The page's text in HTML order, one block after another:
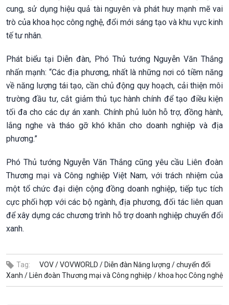
cung, sử dụng hiệu quả tài nguyên và phát huy mạnh mẽ vai
trò của khoa học công nghệ, đổi mới sáng tạo và khu vực kinh
tế tư nhân.
Phát biểu tại Diễn đàn, Phó Thủ tướng Nguyễn Văn Thắng
nhấn mạnh: “Các địa phương, nhất là những nơi có tiềm năng
về năng lượng tái tạo, cần chủ động quy hoạch, cải thiện môi
trường đầu tư, cắt giảm thủ tục hành chính để tạo điều kiện
tối đa cho các dự án xanh. Chính phủ luôn hỗ trợ, đồng hành,
lắng nghe và tháo gỡ khó khăn cho doanh nghiệp và địa
phương.”
Phó Thủ tướng Nguyễn Văn Thắng cũng yêu cầu Liên đoàn
Thương mại và Công nghiệp Việt Nam, với trách nhiệm của
một tổ chức đại diện cộng đồng doanh nghiệp, tiếp tục tích
cực phối hợp với các bộ ngành, địa phương, đối tác liên quan
để xây dựng các chương trình hỗ trợ doanh nghiệp chuyển đổi
xanh.
Tag: VOV /VOVWORLD / Diễn đàn Năng lượng /chuyển đổi
Xanh / Liên đoàn Thương mại và Công nghiệp / khoa học Công nghệ